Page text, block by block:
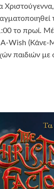
το πρωί.
A-Wish (Κάνε-
παιδιών με